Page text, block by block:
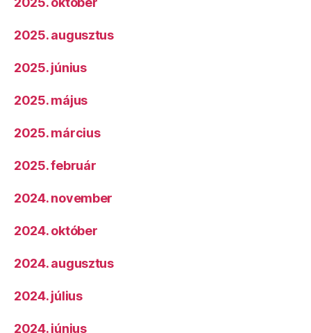
2025. augusztus
2025. június
2025. május
2025. március
2025. február
2024. november
2024. október
2024. augusztus
2024. július
2024. június